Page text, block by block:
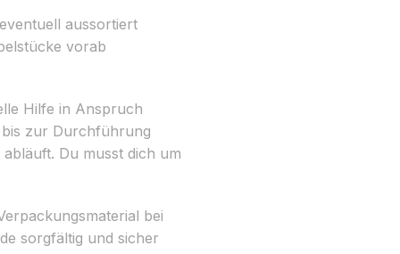
aussortiert
vorab
Hilfe in Anspruch
bis zur Durchführung
Du musst dich um
bei
sorgfältig und sicher